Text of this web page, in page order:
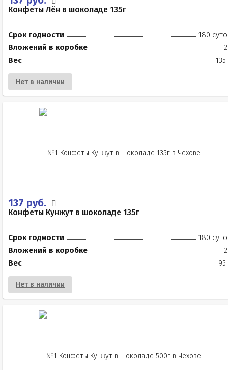
Конфеты Лён в шоколаде 135г
Срок годности
180
Вложений в коробке
Вес
135
Нет в наличии
137 руб.
Конфеты Кунжут в шоколаде 135г
Срок годности
180
Вложений в коробке
Вес
95
Нет в наличии